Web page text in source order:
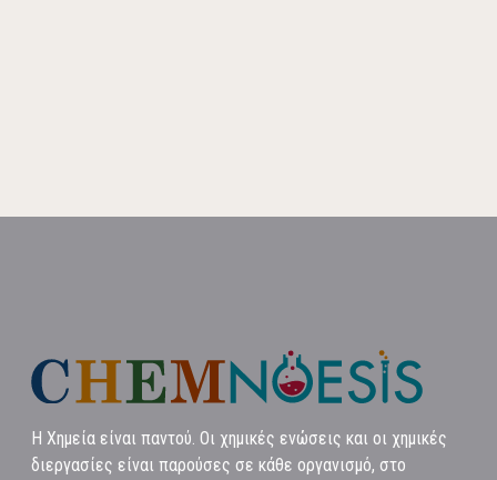
Η Χημεία είναι παντού. Οι χημικές ενώσεις και οι χημικές
διεργασίες είναι παρούσες σε κάθε οργανισμό, στο